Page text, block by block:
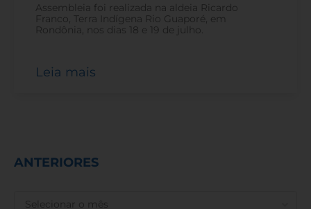
Assembleia foi realizada na aldeia Ricardo
Franco, Terra Indígena Rio Guaporé, em
Rondônia, nos dias 18 e 19 de julho.
Leia mais
ANTERIORES